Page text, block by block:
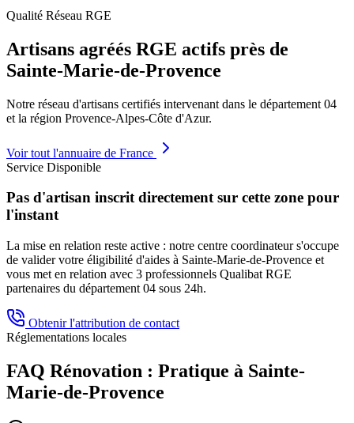
Qualité Réseau RGE
Artisans agréés RGE actifs près de
Sainte-Marie-de-Provence
Notre réseau d'artisans certifiés intervenant dans le département 04
et la région Provence-Alpes-Côte d'Azur.
Voir tout l'annuaire de France
Service Disponible
Pas d'artisan inscrit directement sur cette zone pour
l'instant
La mise en relation reste active : notre centre coordinateur s'occupe
de valider votre éligibilité d'aides à Sainte-Marie-de-Provence et
vous met en relation avec 3 professionnels Qualibat RGE
partenaires du département 04 sous 24h.
Obtenir l'attribution de contact
Réglementations locales
FAQ Rénovation : Pratique à Sainte-
Marie-de-Provence